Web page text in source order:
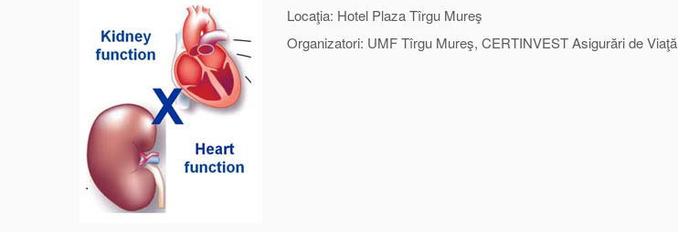
Locaţia: Hotel Plaza Tîrgu Mureş
Organizatori: UMF Tîrgu Mureş, CERTINVEST Asigurări de Viaţă